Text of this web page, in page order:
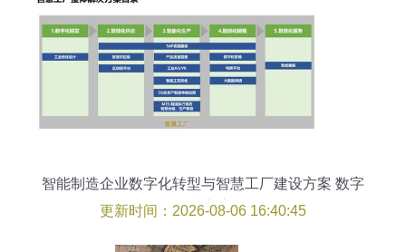
智能制造企业数字化转型与智慧工厂建设方案 数字
文化创意内容应用服务
更新时间：2026-08-06 16:40:45